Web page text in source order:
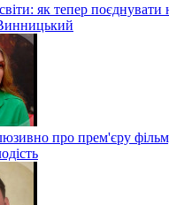
як тепер поєднувати
про прем'єру